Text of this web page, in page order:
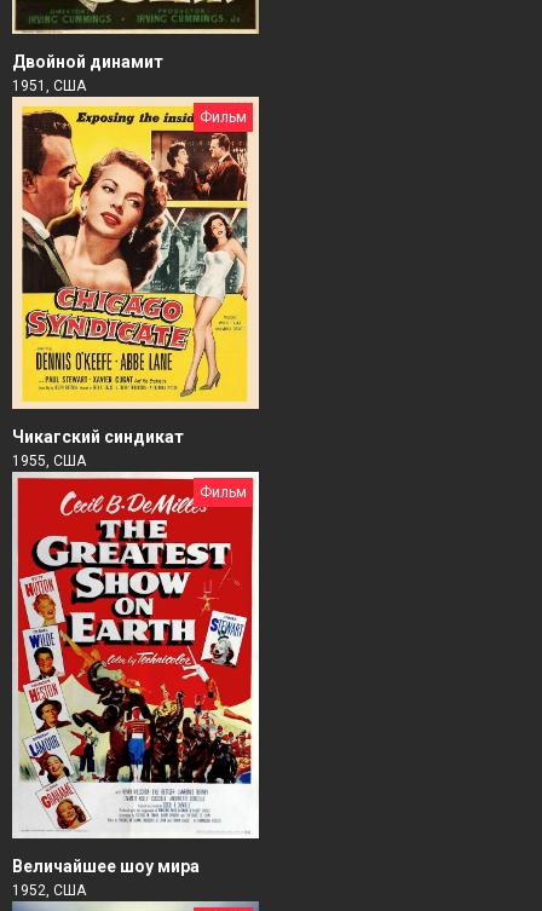
Двойной динамит
1951, США
Фильм
Чикагский синдикат
1955, США
Фильм
Величайшее шоу мира
1952, США